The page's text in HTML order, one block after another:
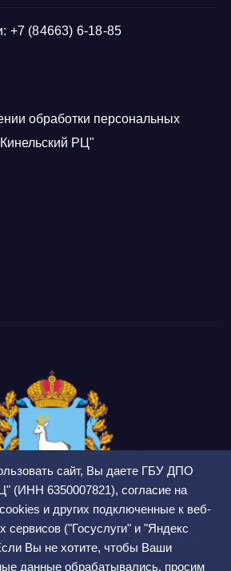
сайт, Вы даете ГБУ ДПО
(ИНН 6350007821), согласие на
и других подключенные к веб-
сервисов ("Госуслуги" и "Яндекс
Вы не хотите, чтобы Ваши
данные обрабатывались, просим
+7 (84663) 6-18-85
обработки персональных
РЦ"
Кинельский